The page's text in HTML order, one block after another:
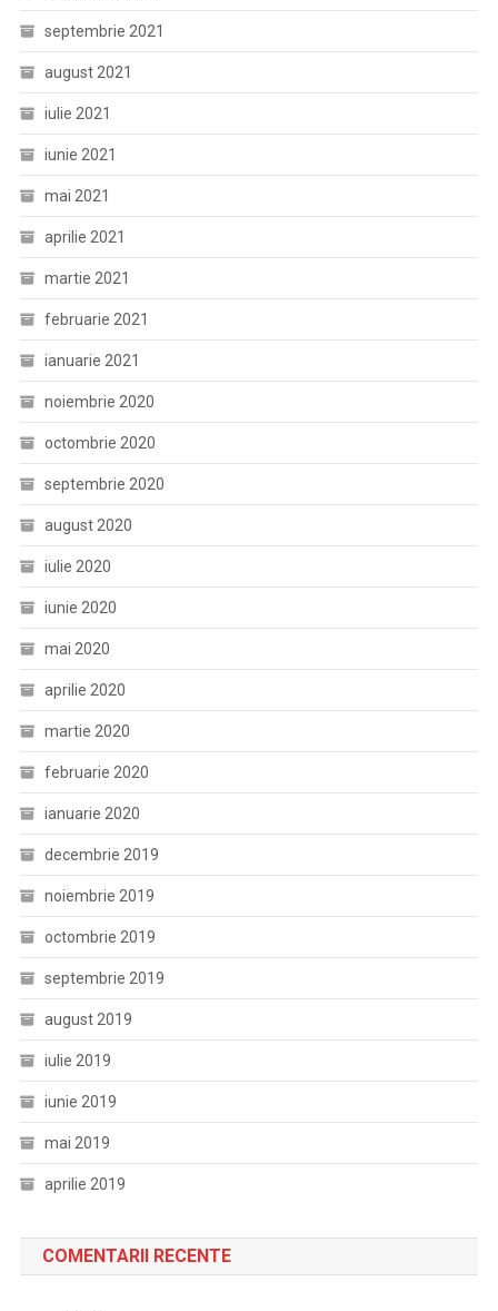
septembrie 2021
august 2021
iulie 2021
iunie 2021
mai 2021
aprilie 2021
martie 2021
februarie 2021
ianuarie 2021
noiembrie 2020
octombrie 2020
septembrie 2020
august 2020
iulie 2020
iunie 2020
mai 2020
aprilie 2020
martie 2020
februarie 2020
ianuarie 2020
decembrie 2019
noiembrie 2019
octombrie 2019
septembrie 2019
august 2019
iulie 2019
iunie 2019
mai 2019
aprilie 2019
COMENTARII RECENTE